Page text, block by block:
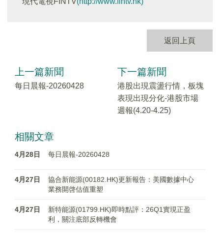
返回上頁
上一篇新聞
每日晨報-20260428
下一篇新聞
港股出現震盪行情，板塊
表現出現分化-港股市場
週報(4.20-4.25)
相關文章
4月28日 每日晨報-20260428
4月27日
協合新能源(00182.HK)更新報告：美國數據中心
業務開啓估值重塑
4月27日
新特能源(01799.HK)即時點評：26Q1實現正盈
利，關注底部反轉機會